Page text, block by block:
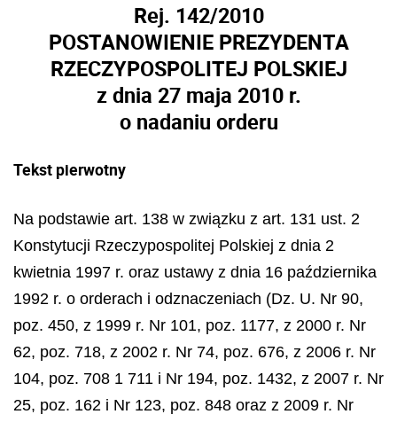
Rej. 142/2010
POSTANOWIENIE PREZYDENTA
RZECZYPOSPOLITEJ POLSKIEJ
z dnia 27 maja 2010 r.
o nadaniu orderu
Tekst pierwotny
Na podstawie art. 138 w związku z art. 131 ust. 2
Konstytucji Rzeczypospolitej Polskiej z dnia 2
kwietnia 1997 r. oraz ustawy z dnia 16 października
1992 r. o orderach i odznaczeniach (Dz. U. Nr 90,
poz. 450, z 1999 r. Nr 101, poz. 1177, z 2000 r. Nr
62, poz. 718, z 2002 r. Nr 74, poz. 676, z 2006 r. Nr
104, poz. 708 1 711 i Nr 194, poz. 1432, z 2007 r. Nr
25, poz. 162 i Nr 123, poz. 848 oraz z 2009 r. Nr